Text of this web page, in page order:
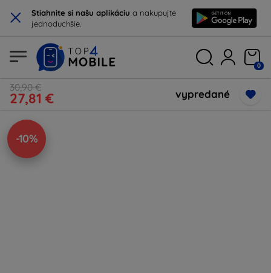
× Stiahnite si našu aplikáciu a nakupujte
jednoduchšie.
0
30,90 €
27,81 € vypredané
-10%